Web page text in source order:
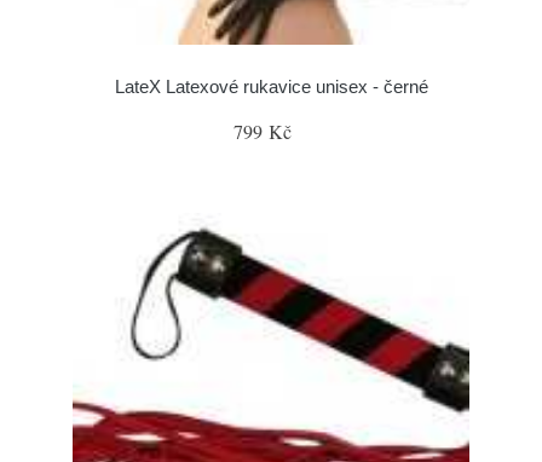
LateX Latexové rukavice unisex - černé
799 Kč